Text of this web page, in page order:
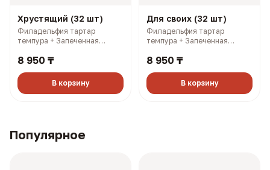
Хрустящий (32 шт)
Филадельфия тартар
темпура + Запеченная
Самурай темпура + Чикси
8 950 ₸
В корзину
Для своих (32 шт)
Филадельфия тартар
темпура + Запеченная
Филадельфия лайт 1/2 +
Чикси хот (1380 гр, 2689
ккал)
8 950 ₸
В корзину
Популярное